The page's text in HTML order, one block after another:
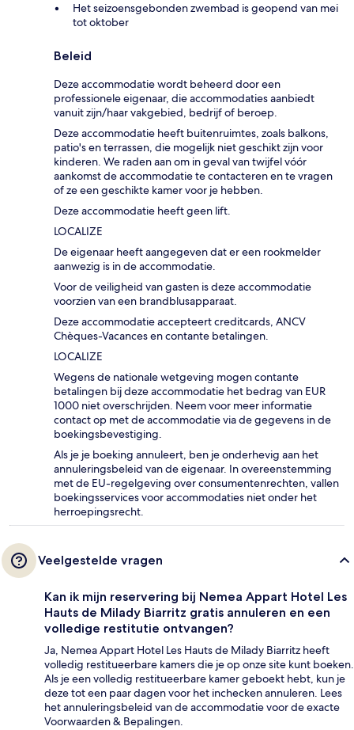
Het seizoensgebonden zwembad is geopend van mei
tot oktober
Beleid
Deze accommodatie wordt beheerd door een
professionele eigenaar, die accommodaties aanbiedt
vanuit zijn/haar vakgebied, bedrijf of beroep.
Deze accommodatie heeft buitenruimtes, zoals balkons,
patio's en terrassen, die mogelijk niet geschikt zijn voor
kinderen. We raden aan om in geval van twijfel vóór
aankomst de accommodatie te contacteren en te vragen
of ze een geschikte kamer voor je hebben.
Deze accommodatie heeft geen lift.
LOCALIZE
De eigenaar heeft aangegeven dat er een rookmelder
aanwezig is in de accommodatie.
Voor de veiligheid van gasten is deze accommodatie
voorzien van een brandblusapparaat.
Deze accommodatie accepteert creditcards, ANCV
Chèques-Vacances en contante betalingen.
LOCALIZE
Wegens de nationale wetgeving mogen contante
betalingen bij deze accommodatie het bedrag van EUR
1000 niet overschrijden. Neem voor meer informatie
contact op met de accommodatie via de gegevens in de
boekingsbevestiging.
Als je je boeking annuleert, ben je onderhevig aan het
annuleringsbeleid van de eigenaar. In overeenstemming
met de EU-regelgeving over consumentenrechten, vallen
boekingsservices voor accommodaties niet onder het
herroepingsrecht.
Veelgestelde vragen
Kan ik mijn reservering bij Nemea Appart Hotel Les
Hauts de Milady Biarritz gratis annuleren en een
volledige restitutie ontvangen?
Ja, Nemea Appart Hotel Les Hauts de Milady Biarritz heeft
volledig restitueerbare kamers die je op onze site kunt boeken.
Als je een volledig restitueerbare kamer geboekt hebt, kun je
deze tot een paar dagen voor het inchecken annuleren. Lees
het annuleringsbeleid van de accommodatie voor de exacte
Voorwaarden & Bepalingen.